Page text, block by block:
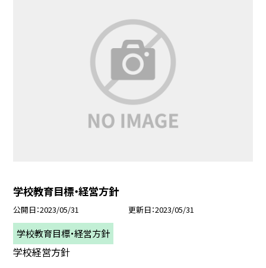
学校教育目標・経営方針
公開日 2023/05/31 更新日 2023/05/31
学校教育目標・経営方針
学校経営方針